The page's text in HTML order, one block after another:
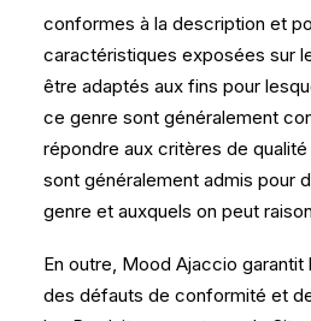
conformes à la description et
caractéristiques exposées sur
être adaptés aux fins pour
ce genre sont généralement
répondre aux critères de
sont généralement admis pour
genre et auxquels on peut
En outre, Mood Ajaccio
des défauts de conformité et